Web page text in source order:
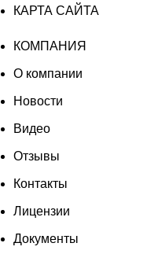
КАРТА САЙТА
КОМПАНИЯ
О компании
Новости
Видео
Отзывы
Контакты
Лицензии
Документы